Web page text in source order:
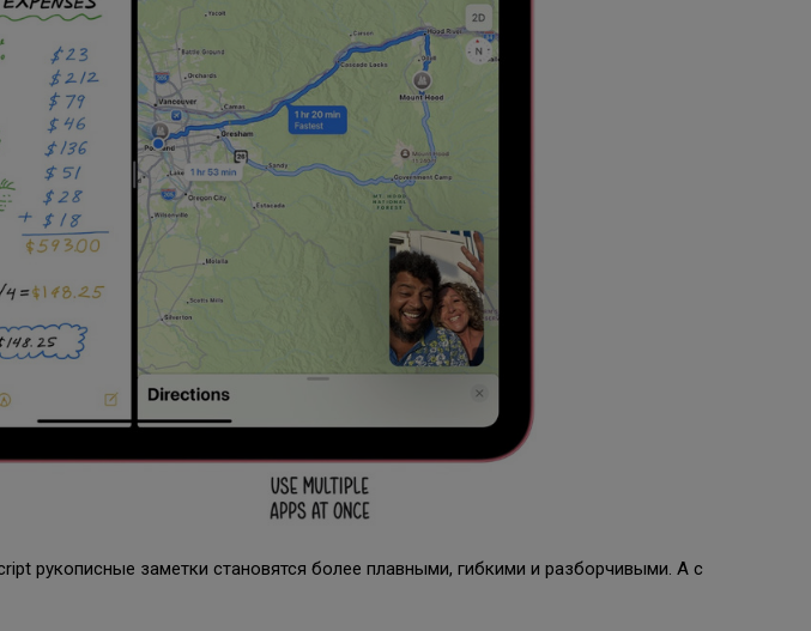
рукописные заметки становятся более плавными, гибкими и разборчивыми. А с